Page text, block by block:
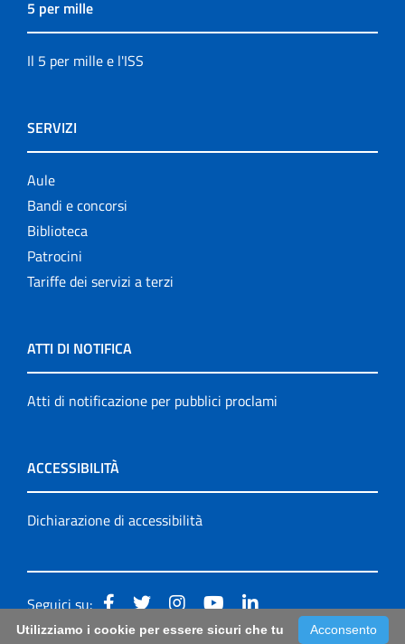
5 per mille
Il 5 per mille e l'ISS
SERVIZI
Aule
Bandi e concorsi
Biblioteca
Patrocini
Tariffe dei servizi a terzi
ATTI DI NOTIFICA
Atti di notificazione per pubblici proclami
ACCESSIBILITÀ
Dichiarazione di accessibilità
Seguici su:
Acconsento
Utilizziamo i cookie per essere sicuri che tu